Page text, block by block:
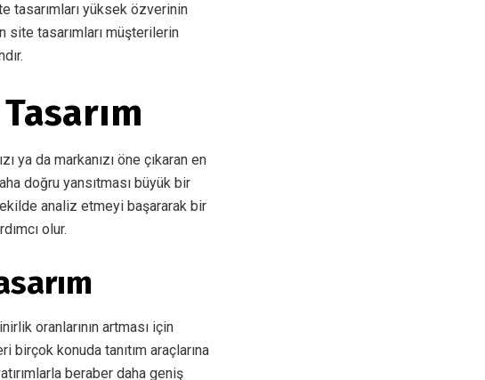
tasarımları yüksek özverinin
site tasarımları müşterilerin
ya da markanızı öne çıkaran en
doğru yansıtması büyük bir
analiz etmeyi başararak bir
olur.
oranlarının artması için
birçok konuda tanıtım araçlarına
beraber daha geniş